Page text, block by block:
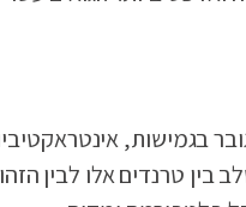
משקפים את הצורך ההולך וגובר
טרנדים אלו לבין